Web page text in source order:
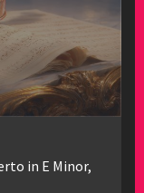
in E Minor,